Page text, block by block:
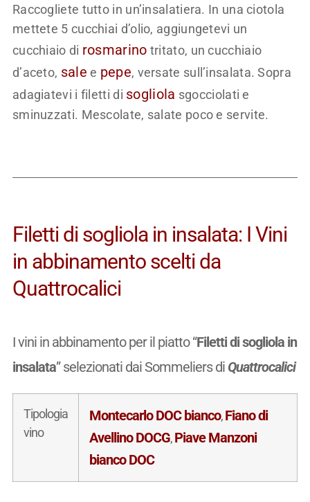
Raccogliete tutto in un’insalatiera. In una ciotola
mettete 5 cucchiai d’olio, aggiungetevi un
cucchiaio di rosmarino tritato, un cucchiaio
d’aceto, sale e pepe, versate sull’insalata. Sopra
adagiatevi i filetti di sogliola sgocciolati e
sminuzzati. Mescolate, salate poco e servite.
Filetti di sogliola in insalata: I Vini
in abbinamento scelti da
Quattrocalici
I vini in abbinamento per il piatto “Filetti di sogliola in
insalata” selezionati dai Sommeliers di Quattrocalici
Tipologia
vino
Montecarlo DOC bianco,Fiano di
Avellino DOCG,Piave Manzoni
bianco DOC